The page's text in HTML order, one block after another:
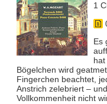
1
Es
Bögelchen wird
Fingerchen beachtet,
Anstrich zelebriert –
Vollkommenheit nicht